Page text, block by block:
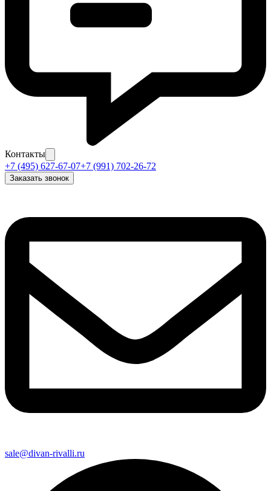
Контакты
+7 (495) 627-67-07+7 (991) 702-26-72
Заказать звонок
sale@divan-rivalli.ru